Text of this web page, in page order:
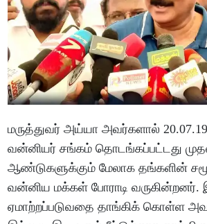
மருத்துவர் அய்யா அவர்களால்
வன்னியர் சங்கம் தொடங்கப்பட்டது
ஆண்டுகளுக்கும் மேலாக தங்களின்
வன்னிய மக்கள் போராடி வருகின்றனர்.
ஏமாற்றப்படுவதை தாங்கிக் கொள்ள